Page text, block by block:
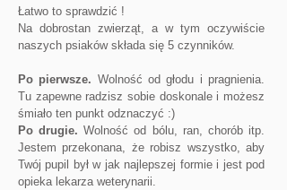
Łatwo to sprawdzić !
Na dobrostan zwierząt, a w tym oczywiście
naszych psiaków składa się 5 czynników.
Po pierwsze. Wolność od głodu i pragnienia.
Tu zapewne radzisz sobie doskonale i możesz
śmiało ten punkt odznaczyć :)
Po drugie. Wolność od bólu, ran, chorób itp.
Jestem przekonana, że robisz wszystko, aby
Twój pupil był w jak najlepszej formie i jest pod
opieka lekarza weterynarii.